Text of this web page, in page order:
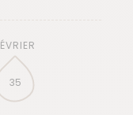
35